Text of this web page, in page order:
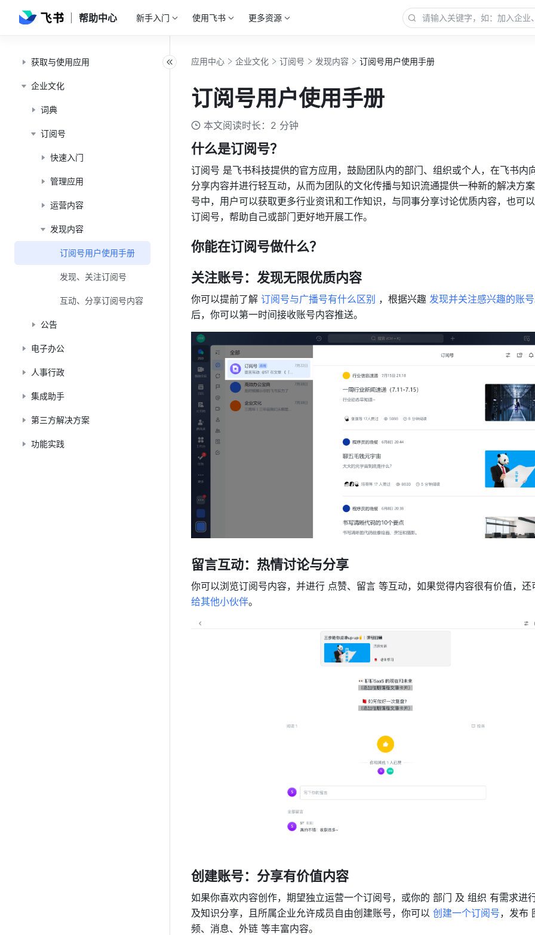
帮助中心 新手入门 使用飞书 更多资源
获取与使用应用
企业文化
词典
订阅号
快速入门
管理应用
运营内容
发现内容
订阅号用户使用手册
发现、关注订阅号
互动、分享订阅号内容
公告
电子办公
人事行政
集成助手
第三方解决方案
功能实践
应用中心 企业文化 订阅号 发现内容 订阅号用户使用手册
订阅号用户使用手册
本文阅读时长：2 分钟
什么是订阅号？
订阅号 是飞书科技提供的官方应用，鼓励团队内的部门、组织或个人，在飞书内
分享内容并进行轻互动，从而为团队的文化传播与知识流通提供一种新的解决方
号中，用户可以获取更多行业资讯和工作知识，与同事分享讨论优质内容，也可
订阅号，帮助自己或部门更好地开展工作。
你能在订阅号做什么？
关注账号：发现无限优质内容
你可以提前了解 订阅号与广播号有什么区别 ，根据兴趣 发现并关注感兴趣的账号
后，你可以第一时间接收账号内容推送。
留言互动：热情讨论与分享
你可以浏览订阅号内容，并进行 点赞、留言 等互动，如果觉得内容很有价值，
给其他小伙伴。
创建账号：分享有价值内容
如果你喜欢内容创作，期望独立运营一个订阅号，或你的 部门 及 组织 有需求进
及知识分享，且所属企业允许成员自由创建账号，你可以 创建一个订阅号，发布
频、消息、外链 等丰富内容。